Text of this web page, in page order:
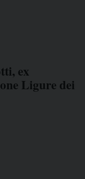
ex
Ligure dei